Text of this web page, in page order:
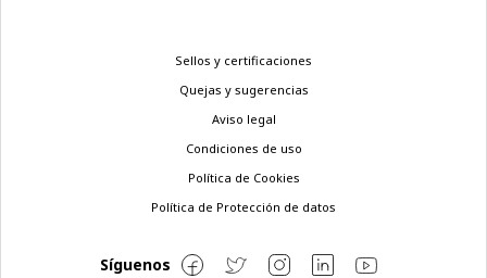
Sellos y certificaciones
Quejas y sugerencias
Aviso legal
Condiciones de uso
Política de Cookies
Política de Protección de datos
Síguenos